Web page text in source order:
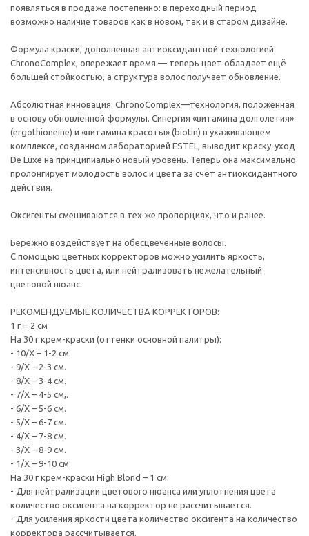
появляться в продаже постепенно: в переходный период
возможно наличие товаров как в новом, так и в старом дизайне.
Формула краски, дополненная антиоксидантной технологией
ChronoComplex, опережает время — теперь цвет обладает ещё
большей стойкостью, а структура волос получает обновление.
Абсолютная инновация: ChronoComplex—технология, положенная
в основу обновлённой формулы. Синергия «витамина долголетия»
(ergothioneine) и «витамина красоты» (biotin) в ухаживающем
комплексе, созданном лабораторией ESTEL, выводит краску-уход
De Luxe на принципиально новый уровень. Теперь она максимально
пролонгирует молодость волос и цвета за счёт антиоксидантного
действия.
Оксигенты смешиваются в тех же пропорциях, что и ранее.
Бережно воздействует на обесцвеченные волосы.
С помощью цветных корректоров можно усилить яркость,
интенсивность цвета, или нейтрализовать нежелательный
цветовой нюанс.
РЕКОМЕНДУЕМЫЕ КОЛИЧЕСТВА КОРРЕКТОРОВ:
1 г = 2 см
На 30 г крем-краски (оттенки основной палитры):
- 10/Х – 1-2 см.
- 9/Х – 2-3 см.
- 8/Х – 3-4 см.
- 7/Х – 4-5 см,.
- 6/Х – 5-6 см.
- 5/Х – 6-7 см.
- 4/Х – 7-8 см.
- 3/Х – 8-9 см.
- 1/Х – 9-10 см.
На 30 г крем-краски High Blond – 1 см:
- Для нейтрализации цветового нюанса или уплотнения цвета
количество оксигента на корректор не рассчитывается.
- Для усиления яркости цвета количество оксигента на количество
корректора рассчитывается.